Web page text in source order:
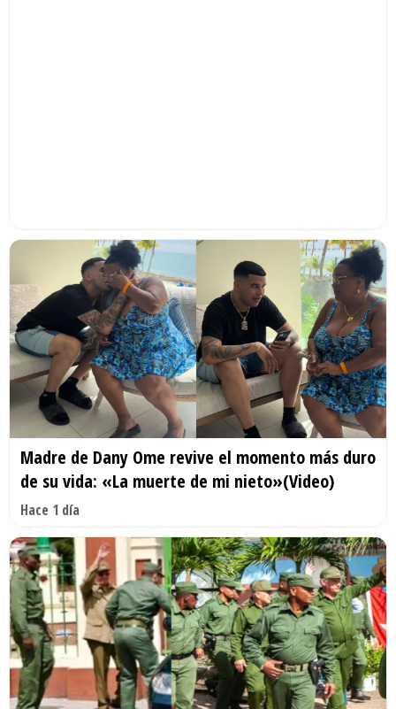
Madre de Dany Ome revive el momento más duro
de su vida: «La muerte de mi nieto»(Video)
Hace 1 día